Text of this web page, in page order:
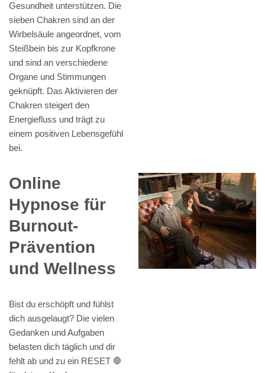
Gesundheit unterstützen. Die
sieben Chakren sind an der
Wirbelsäule angeordnet, vom
Steißbein bis zur Kopfkrone
und sind an verschiedene
Organe und Stimmungen
geknüpft. Das Aktivieren der
Chakren steigert den
Energiefluss und trägt zu
einem positiven Lebensgefühl
bei.
Online
Hypnose für
Burnout-
Prävention
und Wellness
Bist du erschöpft und fühlst
dich ausgelaugt? Die vielen
Gedanken und Aufgaben
belasten dich täglich und dir
fehlt ab und zu ein RESET 🛑